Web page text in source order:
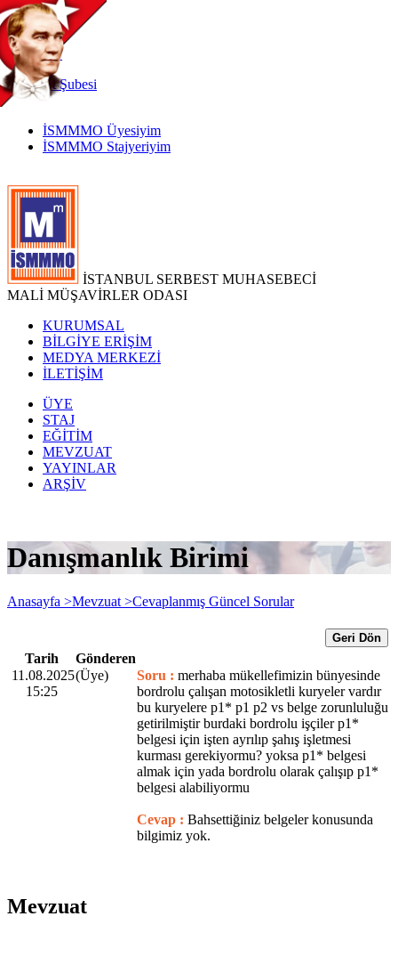
TR
|
EN
İnternetŞubesi
İSMMMO Üyesiyim
İSMMMO Stajyeriyim
İSTANBUL SERBEST MUHASEBECİ
MALİ MÜŞAVİRLER ODASI
KURUMSAL
BİLGİYE ERİŞİM
MEDYA MERKEZİ
İLETİŞİM
ÜYE
STAJ
EĞİTİM
MEVZUAT
YAYINLAR
ARŞİV
Danışmanlık Birimi
Anasayfa >Mevzuat >Cevaplanmış Güncel Sorular
Geri Dön
Tarih
Gönderen
11.08.2025
15:25
(Üye) Soru : merhaba mükellefimizin bünyesinde
bordrolu çalışan motosikletli kuryeler vardır
bu kuryelere p1* p1 p2 vs belge zorunluluğu
getirilmiştir burdaki bordrolu işçiler p1*
belgesi için işten ayrılıp şahış işletmesi
kurması gerekiyormu? yoksa p1* belgesi
almak için yada bordrolu olarak çalışıp p1*
belgesi alabiliyormu
Cevap : Bahsettiğiniz belgeler konusunda
bilgimiz yok.
Mevzuat